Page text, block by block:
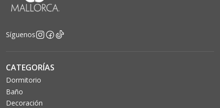
Síguenos
CATEGORÍAS
Dormitorio
Baño
Decoración